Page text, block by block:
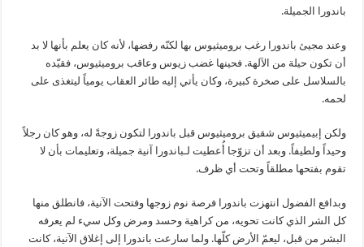
باندورا الجميلة.
وعند مجيئ باندورا رغب بروميثيوس بها لكنّه رفضها، لأنه كان يعلم بأنها لا بد
أن تكون حيلة من الآلهة. فحينها غضب زيوس وعاقب بروميثيوس، فقيّده
بالسلاسل على صخرة كبيرة، وكان يأتي إليه طائر العقاب يومياً ليتغذى على
لحمه.
ولكن إبيميثيوس شقيق بروميثيوس قبل باندورا لتكون زوجةً له، وهو كان رجلاً
وحيداً ولطيفاً. وبعد أن تزوّجا أُعطيت لـباندورا آنية جميلة، وتعليمات بأن لا
تقوم بفتحها مطلقاً وتحت أي ظرف.
وبدافع الفضول انتهزت باندورا فرصة نوم زوجها وفتحت الآنية، فانطلق منها
كل الشر الذي كانت تحويه، من كراهية وحسد ومرض وكل سيء لم يعرفه
البشر من قبل، ليعمّ الأرض كلّها. ولما سارعت باندورا إلى إغلاق الآنية، كانت